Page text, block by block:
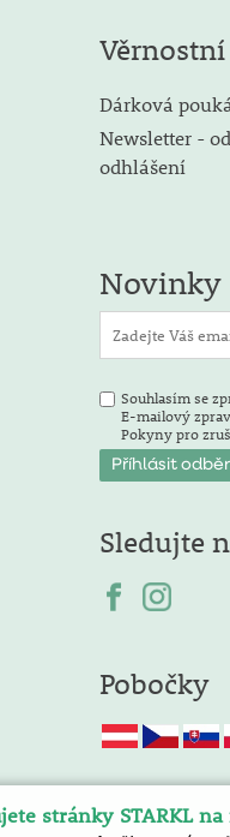
Dárková
Newsletter -
odhlášení
Souhlasím se
E-mailový
Pokyny pro
Sledujte
Pobočky
stránky STARKL